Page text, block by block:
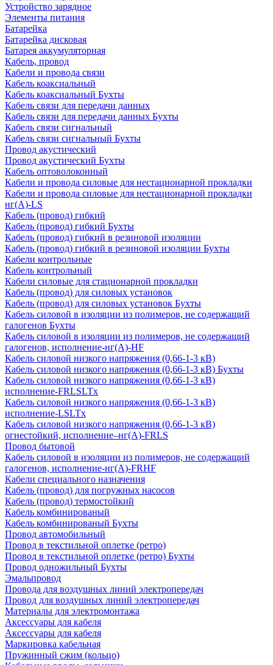
Устройство зарядное
Элементы питания
Батарейка
Батарейка дисковая
Батарея аккумуляторная
Кабель, провод
Кабели и провода связи
Кабель коаксиальный
Кабель коаксиальный Бухты
Кабель связи для передачи данных
Кабель связи для передачи данных Бухты
Кабель связи сигнальный
Кабель связи сигнальный Бухты
Провод акустический
Провод акустический Бухты
Кабель оптоволоконный
Кабели и провода силовые для нестационарной прокладки
Кабели и провода силовые для нестационарной прокладки
нг(А)-LS
Кабель (провод) гибкий
Кабель (провод) гибкий Бухты
Кабель (провод) гибкий в резиновой изоляции
Кабель (провод) гибкий в резиновой изоляции Бухты
Кабели контрольные
Кабель контрольный
Кабели силовые для стационарной прокладки
Кабель (провод) для силовых установок
Кабель (провод) для силовых установок Бухты
Кабель силовой в изоляции из полимеров, не содержащий
галогенов Бухты
Кабель силовой в изоляции из полимеров, не содержащий
галогенов, исполнение-нг(А)-HF
Кабель силовой низкого напряжения (0,66-1-3 кВ)
Кабель силовой низкого напряжения (0,66-1-3 кВ) Бухты
Кабель силовой низкого напряжения (0,66-1-3 кВ)
исполнение-FRLSLTx
Кабель силовой низкого напряжения (0,66-1-3 кВ)
исполнение-LSLTx
Кабель силовой низкого напряжения (0,66-1-3 кВ)
огнестойкий, исполнение–нг(А)-FRLS
Провод бытовой
Кабель силовой в изоляции из полимеров, не содержащий
галогенов, исполнение-нг(А)-FRHF
Кабели специального назначения
Кабель (провод) для погружных насосов
Кабель (провод) термостойкий
Кабель комбинированый
Кабель комбинированый Бухты
Провод автомобильный
Провод в текстильной оплетке (ретро)
Провод в текстильной оплетке (ретро) Бухты
Провод одножильный Бухты
Эмальпровод
Провода для воздушных линий электропередач
Провод для воздушных линий электропередач
Материалы для электромонтажа
Аксессуары для кабеля
Аксессуары для кабеля
Маркировка кабельная
Пружинный сжим (кольцо)